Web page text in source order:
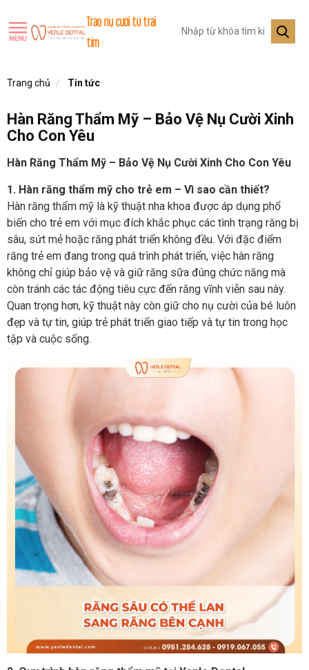
Trao nụ cười từ trái
tim
Trang chủ Tin tức
Hàn Răng Thẩm Mỹ – Bảo Vệ Nụ Cười Xinh
Cho Con Yêu
Hàn Răng Thẩm Mỹ – Bảo Vệ Nụ Cười Xinh Cho Con Yêu
1. Hàn răng thẩm mỹ cho trẻ em – Vì sao cần thiết?
Hàn răng thẩm mỹ là kỹ thuật nha khoa được áp dụng phổ
biến cho trẻ em với mục đích khắc phục các tình trạng răng bị
sâu, sứt mẻ hoặc răng phát triển không đều. Với đặc điểm
răng trẻ em đang trong quá trình phát triển, việc hàn răng
không chỉ giúp bảo vệ và giữ răng sữa đúng chức năng mà
còn tránh các tác động tiêu cực đến răng vĩnh viễn sau này.
Quan trọng hơn, kỹ thuật này còn giữ cho nụ cười của bé luôn
đẹp và tự tin, giúp trẻ phát triển giao tiếp và tự tin trong học
tập và cuộc sống.